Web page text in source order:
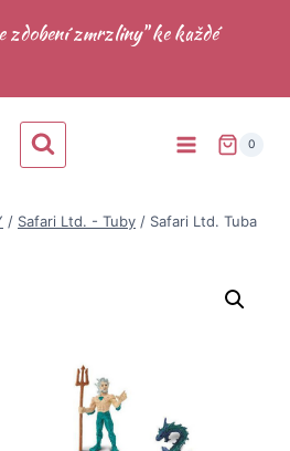
zdobení zmrzliny" ke každé
0
/ Safari Ltd. - Tuby / Safari Ltd. Tuba